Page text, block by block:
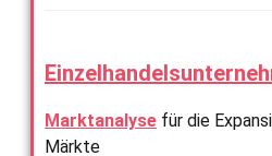
Marktanalyse für die
Märkte